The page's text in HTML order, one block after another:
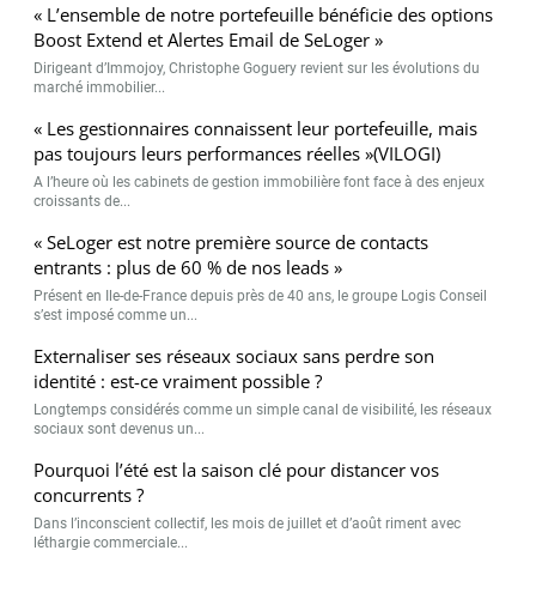
« L’ensemble de notre portefeuille bénéficie des options
Boost Extend et Alertes Email de SeLoger »
Dirigeant d’Immojoy, Christophe Goguery revient sur les évolutions du
marché immobilier...
« Les gestionnaires connaissent leur portefeuille, mais
pas toujours leurs performances réelles »(VILOGI)
A l’heure où les cabinets de gestion immobilière font face à des enjeux
croissants de...
« SeLoger est notre première source de contacts
entrants : plus de 60 % de nos leads »
Présent en Ile-de-France depuis près de 40 ans, le groupe Logis Conseil
s’est imposé comme un...
Externaliser ses réseaux sociaux sans perdre son
identité : est-ce vraiment possible ?
Longtemps considérés comme un simple canal de visibilité, les réseaux
sociaux sont devenus un...
Pourquoi l’été est la saison clé pour distancer vos
concurrents ?
Dans l’inconscient collectif, les mois de juillet et d’août riment avec
léthargie commerciale...